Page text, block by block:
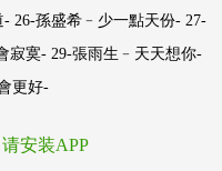
26-孫盛希﹣少一點天份- 27-
寂寞- 29-張雨生﹣天天想你-
更好-
安装APP